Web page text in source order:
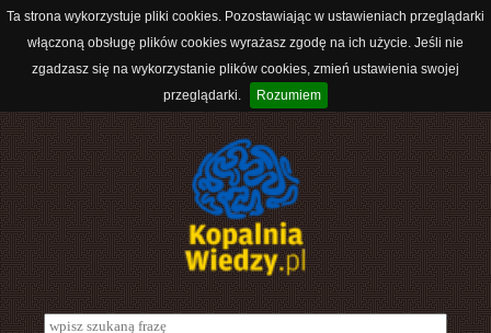
Ta strona wykorzystuje pliki cookies. Pozostawiając w ustawieniach przeglądarki
włączoną obsługę plików cookies wyrażasz zgodę na ich użycie. Jeśli nie
zgadzasz się na wykorzystanie plików cookies, zmień ustawienia swojej
przeglądarki.
Rozumiem